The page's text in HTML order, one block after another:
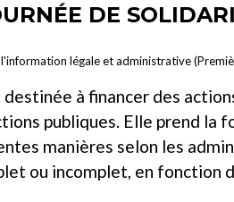
DE
légale et administrative
, destinée à financer des
publiques. Elle prend
manières selon les
ou incomplet, en fonction